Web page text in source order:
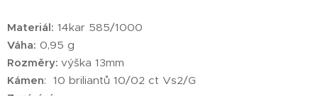
Materiál: 14kar 585/1000
Váha: 0,95 g
Rozměry: výška 13mm
Kámen: 10 briliantů 10/02 ct Vs2/G